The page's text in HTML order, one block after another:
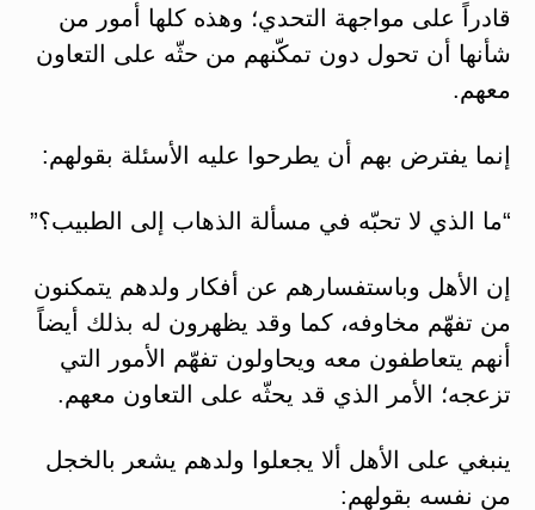
قادراً على مواجهة التحدي؛ وهذه كلها أمور من
شأنها أن تحول دون تمكّنهم من حثّه على التعاون
معهم.
إنما يفترض بهم أن يطرحوا عليه الأسئلة بقولهم:
“ما الذي لا تحبّه في مسألة الذهاب إلى الطبيب؟”
إن الأهل وباستفسارهم عن أفكار ولدهم يتمكنون
من تفهّم مخاوفه، كما وقد يظهرون له بذلك أيضاً
أنهم يتعاطفون معه ويحاولون تفهّم الأمور التي
تزعجه؛ الأمر الذي قد يحثّه على التعاون معهم.
ينبغي على الأهل ألا يجعلوا ولدهم يشعر بالخجل
من نفسه بقولهم: